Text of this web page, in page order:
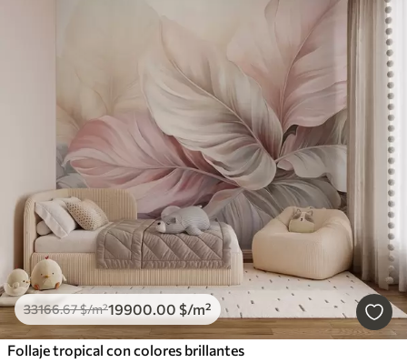
33166.67$/m²19900.00 $/m²
Follaje tropical con colores brillantes